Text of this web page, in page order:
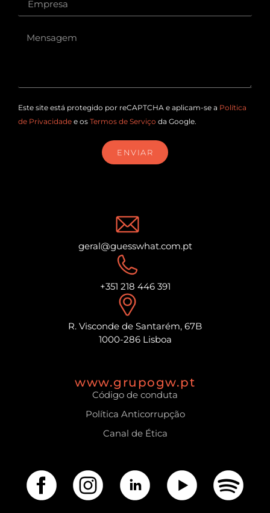
Este site está protegido por reCAPTCHA e aplicam-se a Política
de Privacidade e os Termos de Serviço da Google.
ENVIAR
geral@guesswhat.com.pt
+351 218 446 391
R. Visconde de Santarém, 67B
1000-286 Lisboa
www.grupogw.pt
Código de conduta
Política Anticorrupção
Canal de Ética